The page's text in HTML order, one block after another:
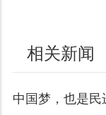
相关新闻
中国梦，也是民